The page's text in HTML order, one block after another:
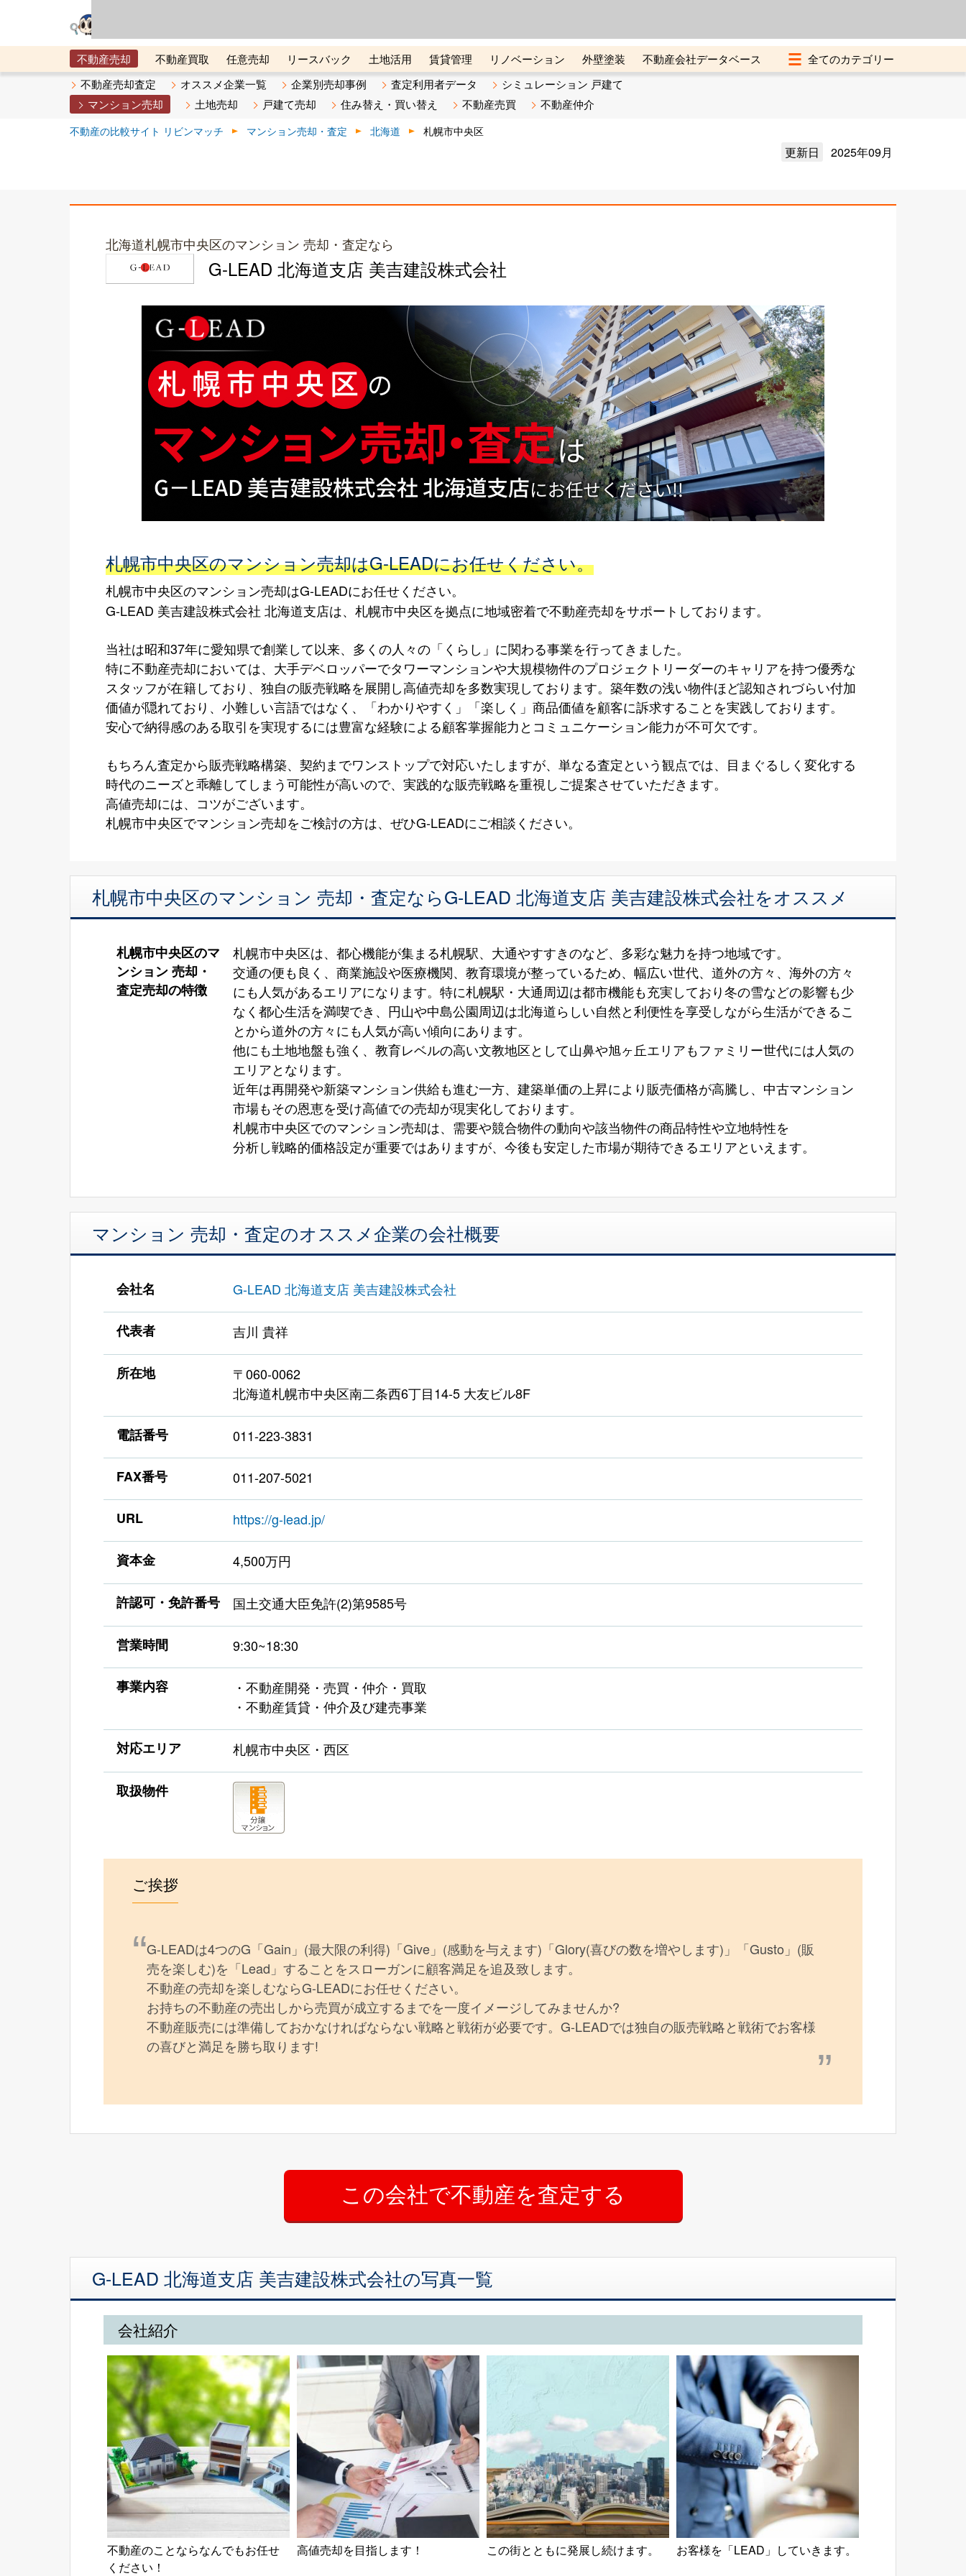
不動産売却 不動産買取 任意売却 リースバック 土地活用 賃貸管理 リノベーション 外壁塗装
不動産会社データベース
メタ住宅展示場
ベスト不動産カンパニー オンライン講座 リビンマガジンBiz 不動産売却ご相談デスク
不動産売却査定 オススメ企業一覧 企業別売却事例 査定利用者データ
シミュレーション 戸建て
マンション売却
土地売却 戸建て売却 住み替え・買い替え 不動産売買 不動産仲介
不動産の比較サイト リビンマッチ マンション売却・査定 北海道 札幌市中央区
更新日 2025年09月
北海道札幌市中央区のマンション 売却・査定なら
G-LEAD 北海道支店 美吉建設株式会社
札幌市中央区のマンション売却はG-LEADにお任せください。
札幌市中央区のマンション売却はG-LEADにお任せください。
G-LEAD 美吉建設株式会社 北海道支店は、札幌市中央区を拠点に地域密着で不動産売却をサポートしております。
当社は昭和37年に愛知県で創業して以来、多くの人々の「くらし」に関わる事業を行ってきました。
特に不動産売却においては、大手デベロッパーでタワーマンションや大規模物件のプロジェクトリーダーのキャリアを持つ優秀な
スタッフが在籍しており、独自の販売戦略を展開し高値売却を多数実現しております。築年数の浅い物件ほど認知されづらい付加
価値が隠れており、小難しい言語ではなく、「わかりやすく」「楽しく」商品価値を顧客に訴求することを実践しております。
安心で納得感のある取引を実現するには豊富な経験による顧客掌握能力とコミュニケーション能力が不可欠です。
もちろん査定から販売戦略構築、契約までワンストップで対応いたしますが、単なる査定という観点では、目まぐるしく変化する
時代のニーズと乖離してしまう可能性が高いので、実践的な販売戦略を重視しご提案させていただきます。
高値売却には、コツがございます。
札幌市中央区でマンション売却をご検討の方は、ぜひG-LEADにご相談ください。
札幌市中央区のマンション 売却・査定ならG-LEAD 北海道支店 美吉建設株式会社をオススメ
札幌市中央区のマ
ンション 売却・
査定売却の特徴
札幌市中央区は、都心機能が集まる札幌駅、大通やすすきのなど、多彩な魅力を持つ地域です。
交通の便も良く、商業施設や医療機関、教育環境が整っているため、幅広い世代、道外の方々、海外の方々
にも人気があるエリアになります。特に札幌駅・大通周辺は都市機能も充実しており冬の雪などの影響も少
なく都心生活を満喫でき、円山や中島公園周辺は北海道らしい自然と利便性を享受しながら生活ができるこ
とから道外の方々にも人気が高い傾向にあります。
他にも土地地盤も強く、教育レベルの高い文教地区として山鼻や旭ヶ丘エリアもファミリー世代には人気の
エリアとなります。
近年は再開発や新築マンション供給も進む一方、建築単価の上昇により販売価格が高騰し、中古マンション
市場もその恩恵を受け高値での売却が現実化しております。
札幌市中央区でのマンション売却は、需要や競合物件の動向や該当物件の商品特性や立地特性を
分析し戦略的価格設定が重要ではありますが、今後も安定した市場が期待できるエリアといえます。
マンション 売却・査定のオススメ企業の会社概要
会社名 G-LEAD 北海道支店 美吉建設株式会社
代表者 吉川 貴祥
所在地
〒060-0062
北海道札幌市中央区南二条西6丁目14-5 大友ビル8F
電話番号 011-223-3831
FAX番号 011-207-5021
URL https://g-lead.jp/
資本金 4,500万円
許認可・免許番号 国土交通大臣免許(2)第9585号
営業時間 9:30~18:30
事業内容
・不動産開発・売買・仲介・買取
・不動産賃貸・仲介及び建売事業
対応エリア 札幌市中央区・西区
取扱物件
ご挨拶
G-LEADは4つのG「Gain」(最大限の利得)「Give」(感動を与えます)「Glory(喜びの数を増やします)」「Gusto」(販
売を楽しむ)を「Lead」することをスローガンに顧客満足を追及致します。
不動産の売却を楽しむならG-LEADにお任せください。
お持ちの不動産の売出しから売買が成立するまでを一度イメージしてみませんか?
不動産販売には準備しておかなければならない戦略と戦術が必要です。G-LEADでは独自の販売戦略と戦術でお客様
の喜びと満足を勝ち取ります!
G-LEAD 北海道支店 美吉建設株式会社の写真一覧
会社紹介
不動産のことならなんでもお任せ
ください！
高値売却を目指します！ この街とともに発展し続けます。 お客様を「LEAD」していきます。